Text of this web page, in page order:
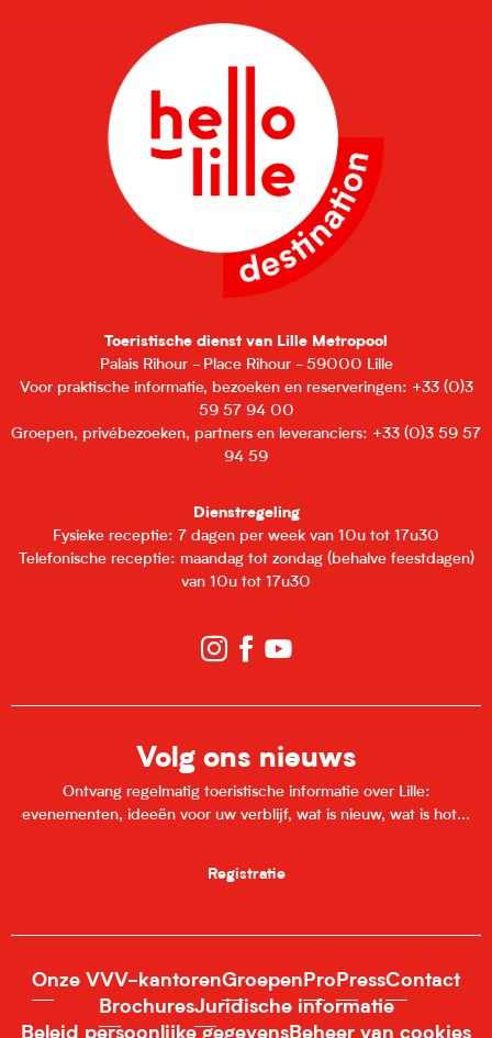
Toeristische dienst van Lille Metropool
Palais Rihour - Place Rihour - 59000 Lille
Voor praktische informatie, bezoeken en reserveringen: +33 (0)3
59 57 94 00
Groepen, privébezoeken, partners en leveranciers: +33 (0)3 59 57
94 59
Dienstregeling
Fysieke receptie: 7 dagen per week van 10u tot 17u30
Telefonische receptie: maandag tot zondag (behalve feestdagen)
van 10u tot 17u30
Volg ons nieuws
Ontvang regelmatig toeristische informatie over Lille:
evenementen, ideeën voor uw verblijf, wat is nieuw, wat is hot...
Registratie
Onze VVV-kantorenGroepen Pro PressContact
BrochuresJuridische informatie
Beleid persoonlijke gegevensBeheer van cookies